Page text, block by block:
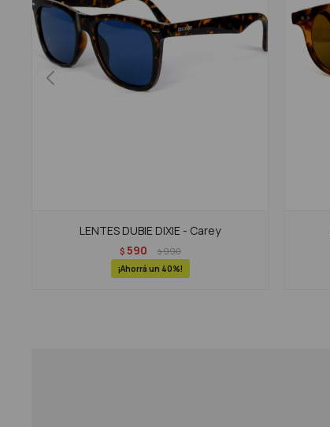
LENTES DUBIE DIXIE - Carey
$ 590 $990
40